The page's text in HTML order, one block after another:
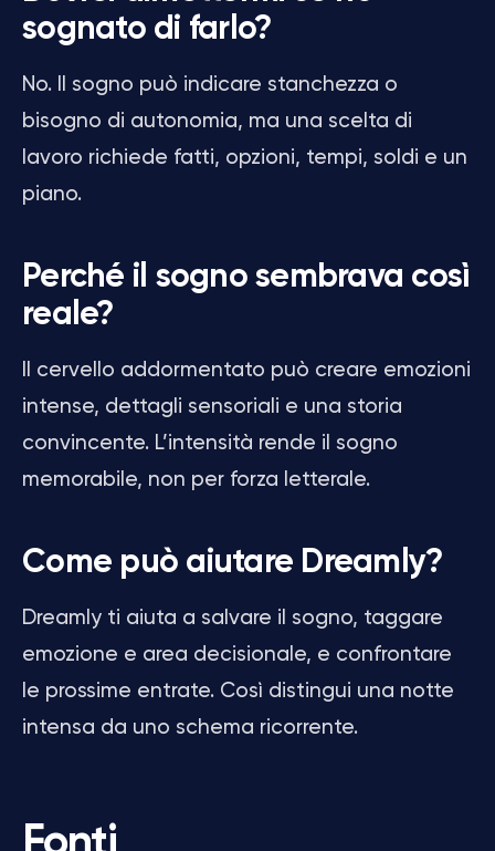
sognato di farlo?
No. Il sogno può indicare stanchezza o
bisogno di autonomia, ma una scelta di
lavoro richiede fatti, opzioni, tempi, soldi e un
piano.
Perché il sogno sembrava così
reale?
Il cervello addormentato può creare emozioni
intense, dettagli sensoriali e una storia
convincente. L’intensità rende il sogno
memorabile, non per forza letterale.
Come può aiutare Dreamly?
Dreamly ti aiuta a salvare il sogno, taggare
emozione e area decisionale, e confrontare
le prossime entrate. Così distingui una notte
intensa da uno schema ricorrente.